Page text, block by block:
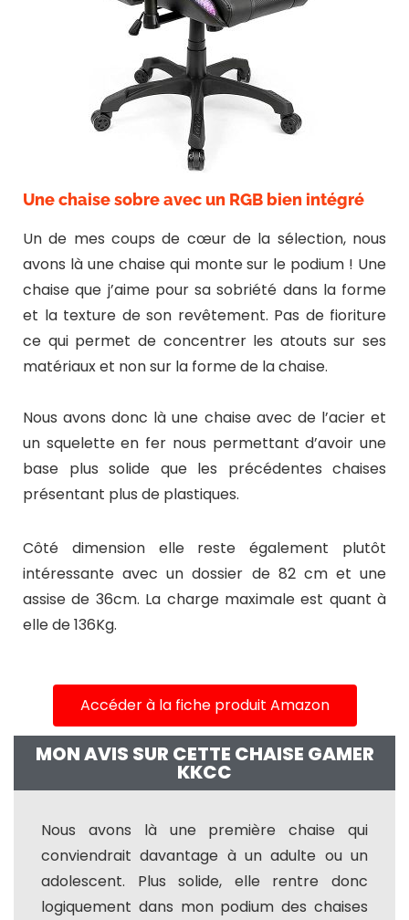
Une chaise sobre avec un RGB bien intégré
Un de mes coups de cœur de la sélection, nous
avons là une chaise qui monte sur le podium ! Une
chaise que j’aime pour sa sobriété dans la forme
et la texture de son revêtement. Pas de fioriture
ce qui permet de concentrer les atouts sur ses
matériaux et non sur la forme de la chaise.
Nous avons donc là une chaise avec de l’acier et
un squelette en fer nous permettant d’avoir une
base plus solide que les précédentes chaises
présentant plus de plastiques.
Côté dimension elle reste également plutôt
intéressante avec un dossier de 82 cm et une
assise de 36cm. La charge maximale est quant à
elle de 136Kg.
Accéder à la fiche produit Amazon
MON AVIS SUR CETTE CHAISE GAMER
KKCC
Nous avons là une première chaise qui
conviendrait davantage à un adulte ou un
adolescent. Plus solide, elle rentre donc
logiquement dans mon podium des chaises